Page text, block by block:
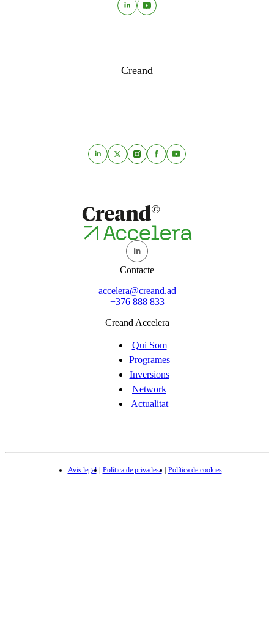
Creand
Contacte
accelera@creand.ad
+376 888 833
Creand Accelera
Qui Som
Programes
Inversions
Network
Actualitat
Avis legal Política de privadesa Política de cookies